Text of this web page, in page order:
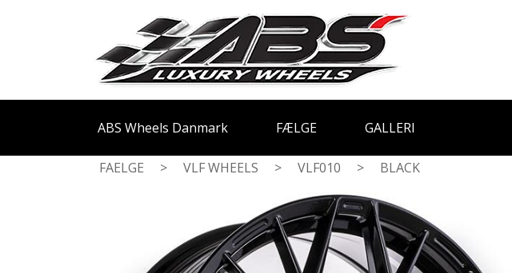
ABS Wheels Danmark FÆLGE GALLERI
FAELGE > VLF WHEELS > VLF010 > BLACK